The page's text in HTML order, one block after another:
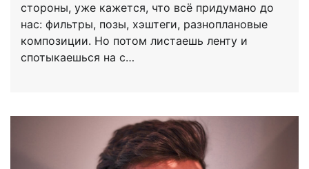
стороны, уже кажется, что всё придумано до
нас: фильтры, позы, хэштеги, разноплановые
композиции. Но потом листаешь ленту и
спотыкаешься на с…